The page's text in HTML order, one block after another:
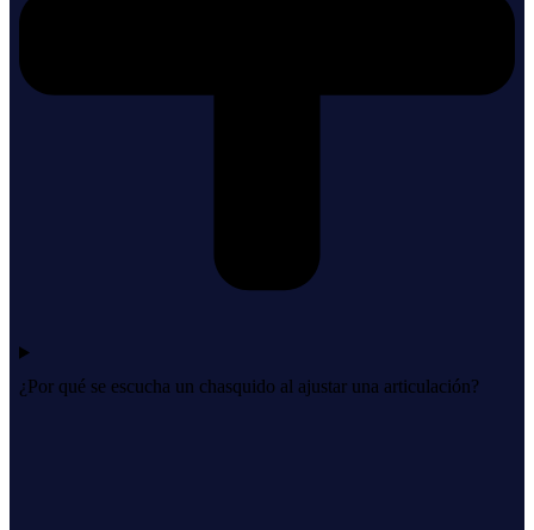
¿Por qué se escucha un chasquido al ajustar una articulación?